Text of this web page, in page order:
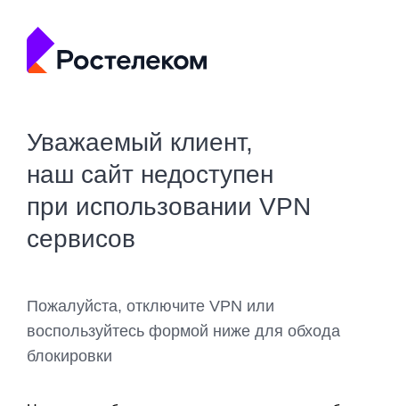
Уважаемый клиент,
наш сайт недоступен
при использовании VPN
сервисов
Пожалуйста, отключите VPN или
воспользуйтесь формой ниже для обхода
блокировки